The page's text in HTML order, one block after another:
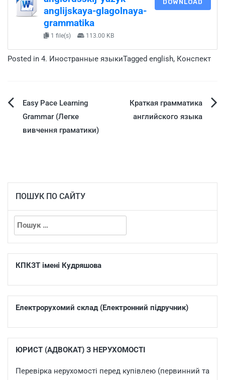
anglijskaya-glagolnaya-
grammatika
1 file(s) 113.00 KB
DOWNLOAD
Posted in 4. Иностранные языкиTagged english, Конспект
Easy Pace Learning
Grammar (Легке
вивчення граматики)
Краткая грамматика
английского языка
ПОШУК ПО САЙТУ
КПКЗТ імені Кудряшова
Електрорухомий склад (Електронний підручник)
ЮРИСТ (АДВОКАТ) З НЕРУХОМОСТІ
Перевірка нерухомості перед купівлею (первинний та